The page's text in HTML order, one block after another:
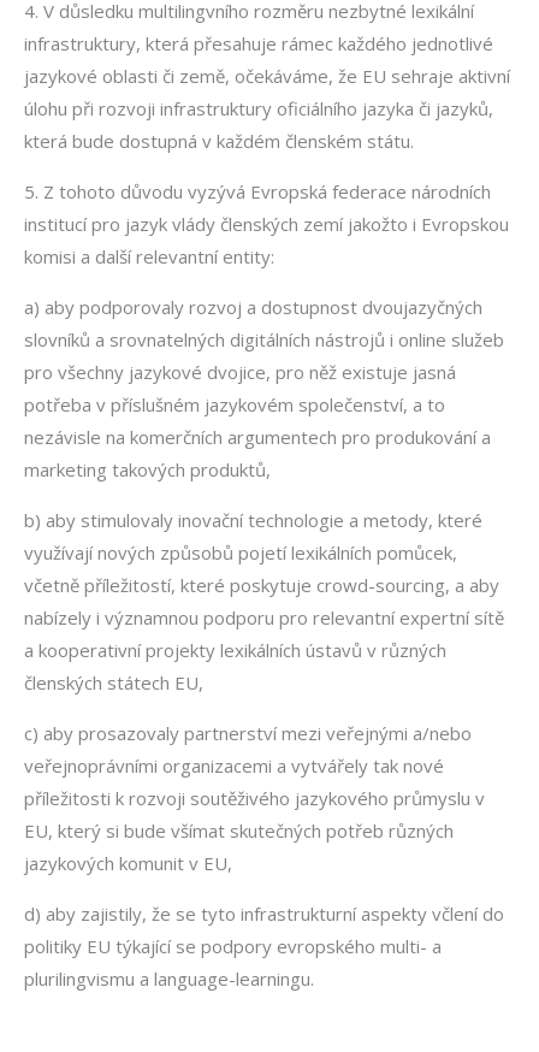
4. V důsledku multilingvního rozměru nezbytné lexikální
infrastruktury, která přesahuje rámec každého jednotlivé
jazykové oblasti či země, očekáváme, že EU sehraje aktivní
úlohu při rozvoji infrastruktury oficiálního jazyka či jazyků,
která bude dostupná v každém členském státu.
5. Z tohoto důvodu vyzývá Evropská federace národních
institucí pro jazyk vlády členských zemí jakožto i Evropskou
komisi a další relevantní entity:
a) aby podporovaly rozvoj a dostupnost dvoujazyčných
slovníků a srovnatelných digitálních nástrojů i online služeb
pro všechny jazykové dvojice, pro něž existuje jasná
potřeba v příslušném jazykovém společenství, a to
nezávisle na komerčních argumentech pro produkování a
marketing takových produktů,
b) aby stimulovaly inovační technologie a metody, které
využívají nových způsobů pojetí lexikálních pomůcek,
včetně příležitostí, které poskytuje crowd-sourcing, a aby
nabízely i významnou podporu pro relevantní expertní sítě
a kooperativní projekty lexikálních ústavů v různých
členských státech EU,
c) aby prosazovaly partnerství mezi veřejnými a/nebo
veřejnoprávními organizacemi a vytvářely tak nové
příležitosti k rozvoji soutěživého jazykového průmyslu v
EU, který si bude všímat skutečných potřeb různých
jazykových komunit v EU,
d) aby zajistily, že se tyto infrastrukturní aspekty včlení do
politiky EU týkající se podpory evropského multi- a
plurilingvismu a language-learningu.